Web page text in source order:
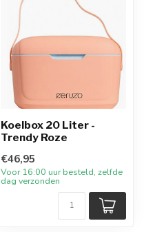
Koelbox 20 Liter -
Trendy Roze
€46,95
Voor 16:00 uur besteld, zelfde
dag verzonden